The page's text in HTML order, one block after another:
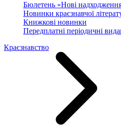
Бюлетень «Нові
Новинки краєзнавчої
Книжкові новинки
Передплатні періодичні
Краєзнавство